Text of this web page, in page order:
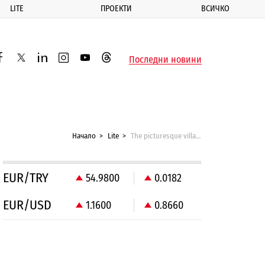
LITE ПРОЕКТИ ВСИЧКО
twitterlinkedininstagram
youtubethreadsПоследни новини
Начало Lite The picturesque village of Milford on Sea
EUR/TRY 54.9800 0.0182
EUR/USD 1.1600 0.8660